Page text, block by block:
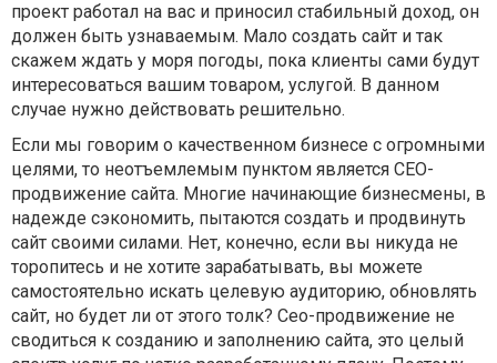
проект работал на вас и приносил стабильный доход, он
должен быть узнаваемым. Мало создать сайт и так
скажем ждать у моря погоды, пока клиенты сами будут
интересоваться вашим товаром, услугой. В данном
случае нужно действовать решительно.
Если мы говорим о качественном бизнесе с огромными
целями, то неотъемлемым пунктом является СЕО-
продвижение сайта. Многие начинающие бизнесмены, в
надежде сэкономить, пытаются создать и продвинуть
сайт своими силами. Нет, конечно, если вы никуда не
торопитесь и не хотите зарабатывать, вы можете
самостоятельно искать целевую аудиторию, обновлять
сайт, но будет ли от этого толк? Сео-продвижение не
сводиться к созданию и заполнению сайта, это целый